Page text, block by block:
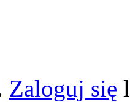
Zaloguj się